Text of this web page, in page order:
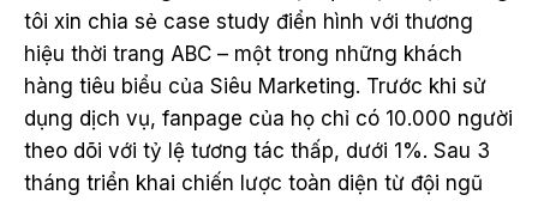
tôi xin chia sẻ case study điển hình với thương
hiệu thời trang ABC – một trong những khách
hàng tiêu biểu của Siêu Marketing. Trước khi sử
dụng dịch vụ, fanpage của họ chỉ có 10.000 người
theo dõi với tỷ lệ tương tác thấp, dưới 1%. Sau 3
tháng triển khai chiến lược toàn diện từ đội ngũ